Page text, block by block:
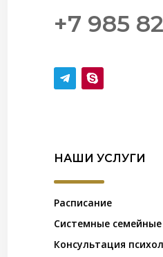
+7 985
НАШИ УСЛУГИ
Расписание
Системные
Консультация